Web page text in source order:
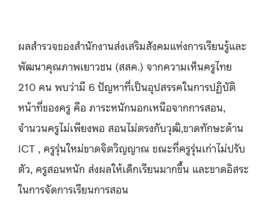
ผลสำรวจของสำนักงานส่งเสริมสังคมแห่งการเรียนรู้และ
พัฒนาคุณภาพเยาวชน (สสค.) จากความเห็นครูไทย
210 คน พบว่ามี 6 ปัญหาที่เป็นอุปสรรคในการปฏิบัติ
หน้าที่ของครู คือ ภาระหนักนอกเหนือจากการสอน,
จำนวนครูไม่เพียงพอ สอนไม่ตรงกับวุฒิ,ขาดทักษะด้าน
ICT , ครูรุ่นใหม่ขาดจิตวิญญาณ ขณะที่ครูรุ่นเก่าไม่ปรับ
ตัว, ครูสอนหนัก ส่งผลให้เด็กเรียนมากขึ้น และขาดอิสระ
ในการจัดการเรียนการสอน